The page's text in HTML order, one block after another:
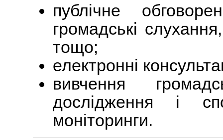
публічне
громадські
тощо;
електронні
вивчення
дослідження і
моніторинги.